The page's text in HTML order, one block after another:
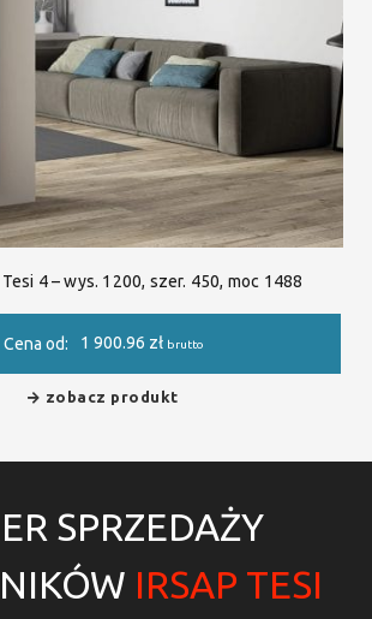
4 – wys. 1200, szer. 450, moc 1488
Cena od: 1 900.96 zł brutto
zobacz produkt
SPRZEDAŻY
IRSAP TESI